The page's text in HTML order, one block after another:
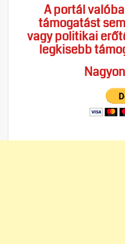
A portál
támogatást
vagy politikai
legkisebb